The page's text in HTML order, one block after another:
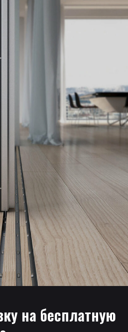
на бесплатную